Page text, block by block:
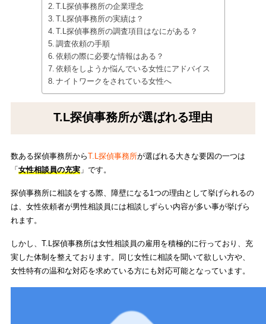
T.L探偵事務所の企業理念
T.L探偵事務所の実績は？
T.L探偵事務所の調査項目はなにがある？
調査依頼の手順
依頼の際に必要な情報はある？
依頼をしようか悩んでいる女性にアドバイス
ナイトワークをされている女性へ
T.L探偵事務所が選ばれる理由
数ある探偵事務所からT.L探偵事務所が選ばれる大きな要因の一つは
「 女性相談員の充実」です。
探偵事務所に相談をする際、障壁になる1つの理由として挙げられるの
は、女性依頼者が男性相談員には相談しずらい内容が多い事が挙げら
れます。
しかし、T.L探偵事務所は女性相談員の雇用を積極的に行っており、充
実した体制を整えております。同じ女性に相談を聞いて欲しい方や、
女性特有の温和な対応を求めている方にも対応可能となっています。